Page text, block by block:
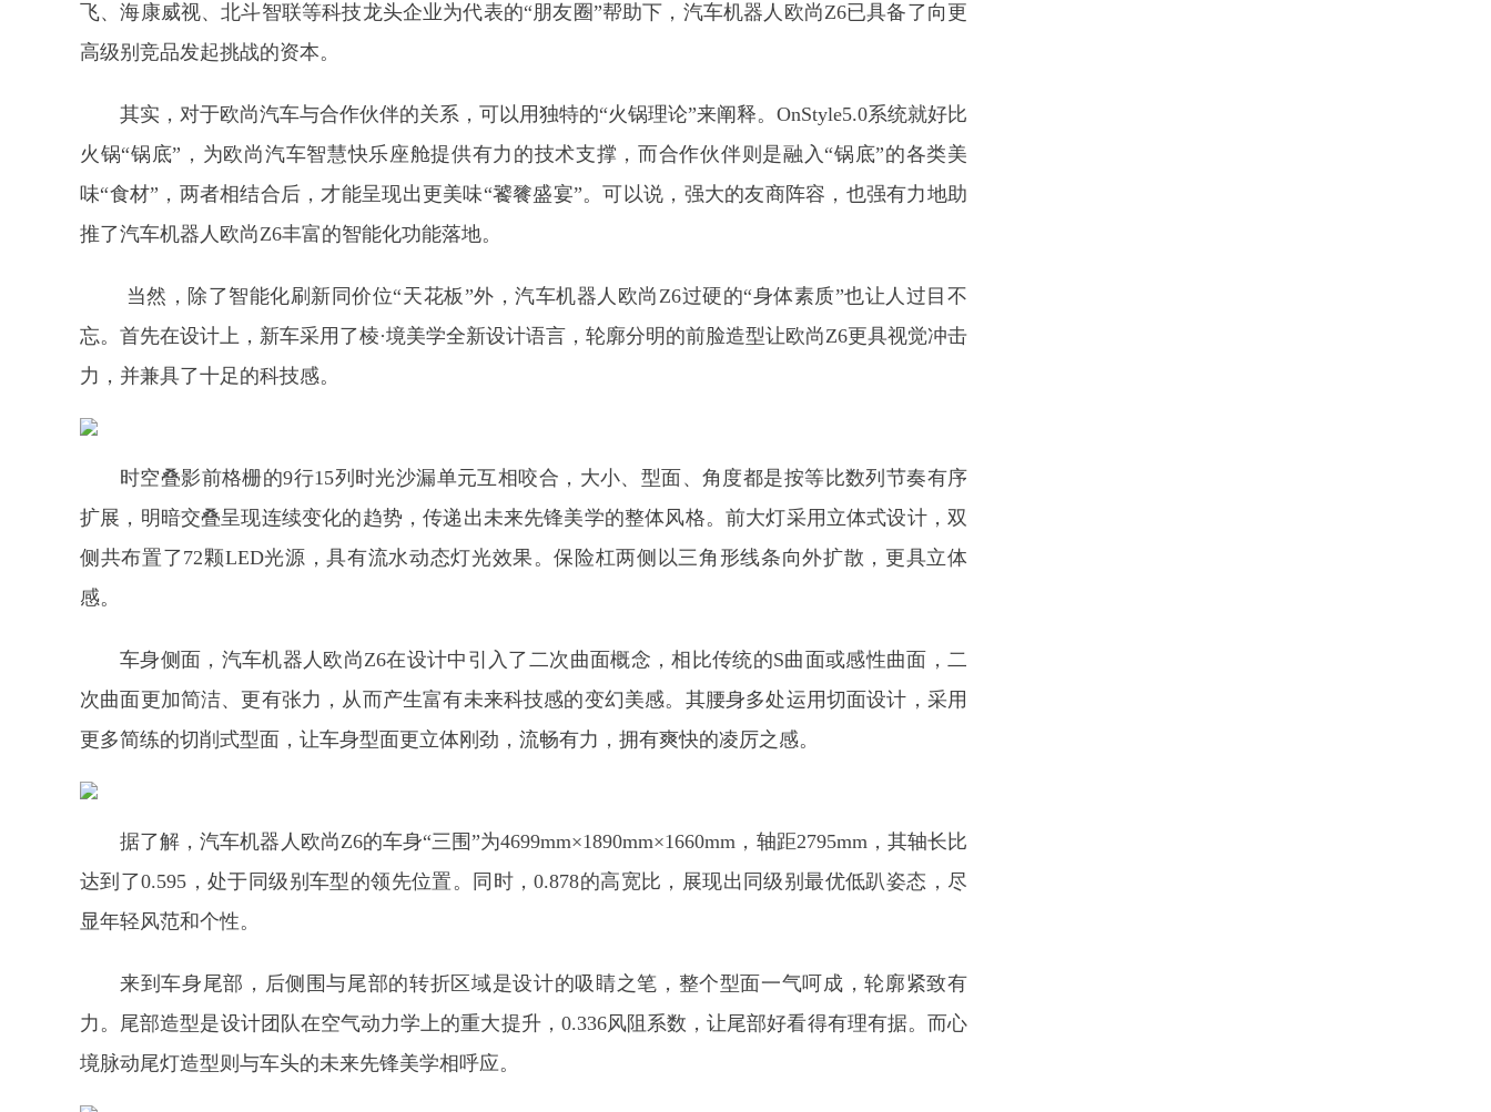
飞、海康威视、北斗智联等科技龙头企业为代表的“朋友圈”帮助下，汽车机器人欧尚Z6已具备了向更
高级别竞品发起挑战的资本。
其实，对于欧尚汽车与合作伙伴的关系，可以用独特的“火锅理论”来阐释。OnStyle5.0系统就好比
火锅“锅底”，为欧尚汽车智慧快乐座舱提供有力的技术支撑，而合作伙伴则是融入“锅底”的各类美
味“食材”，两者相结合后，才能呈现出更美味“饕餮盛宴”。可以说，强大的友商阵容，也强有力地助
推了汽车机器人欧尚Z6丰富的智能化功能落地。
当然，除了智能化刷新同价位“天花板”外，汽车机器人欧尚Z6过硬的“身体素质”也让人过目不
忘。首先在设计上，新车采用了棱·境美学全新设计语言，轮廓分明的前脸造型让欧尚Z6更具视觉冲击
力，并兼具了十足的科技感。
时空叠影前格栅的9行15列时光沙漏单元互相咬合，大小、型面、角度都是按等比数列节奏有序
扩展，明暗交叠呈现连续变化的趋势，传递出未来先锋美学的整体风格。前大灯采用立体式设计，双
侧共布置了72颗LED光源，具有流水动态灯光效果。保险杠两侧以三角形线条向外扩散，更具立体
感。
车身侧面，汽车机器人欧尚Z6在设计中引入了二次曲面概念，相比传统的S曲面或感性曲面，二
次曲面更加简洁、更有张力，从而产生富有未来科技感的变幻美感。其腰身多处运用切面设计，采用
更多简练的切削式型面，让车身型面更立体刚劲，流畅有力，拥有爽快的凌厉之感。
据了解，汽车机器人欧尚Z6的车身“三围”为4699mm×1890mm×1660mm，轴距2795mm，其轴长比
达到了0.595，处于同级别车型的领先位置。同时，0.878的高宽比，展现出同级别最优低趴姿态，尽
显年轻风范和个性。
来到车身尾部，后侧围与尾部的转折区域是设计的吸睛之笔，整个型面一气呵成，轮廓紧致有
力。尾部造型是设计团队在空气动力学上的重大提升，0.336风阻系数，让尾部好看得有理有据。而心
境脉动尾灯造型则与车头的未来先锋美学相呼应。